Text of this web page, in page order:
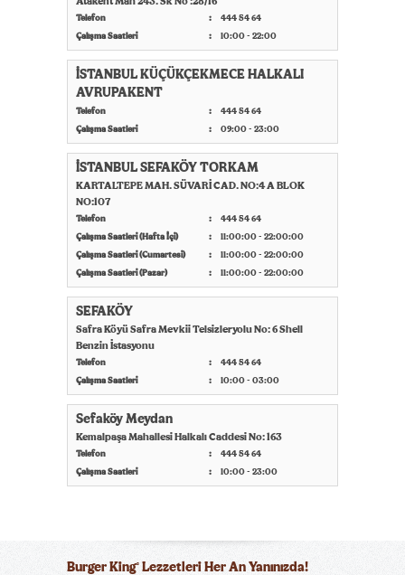
Telefon
444 54 64
Çalışma Saatleri
10:00 - 22:00
İSTANBUL KÜÇÜKÇEKMECE HALKALI
AVRUPAKENT
Telefon
444 54 64
Çalışma Saatleri
09:00 - 23:00
İSTANBUL SEFAKÖY TORKAM
KARTALTEPE MAH. SÜVARİ CAD. NO:4 A BLOK
NO:107
Telefon
444 54 64
Çalışma Saatleri (Hafta İçi)
11:00:00 - 22:00:00
Çalışma Saatleri (Cumartesi)
11:00:00 - 22:00:00
Çalışma Saatleri (Pazar)
11:00:00 - 22:00:00
SEFAKÖY
Safra Köyü Safra Mevkii Telsizleryolu No: 6 Shell
Benzin İstasyonu
Telefon
444 54 64
Çalışma Saatleri
10:00 - 03:00
Sefaköy Meydan
Kemalpaşa Mahallesi Halkalı Caddesi No: 163
Telefon
444 54 64
Çalışma Saatleri
10:00 - 23:00
Burger King® Lezzetleri Her An Yanınızda!